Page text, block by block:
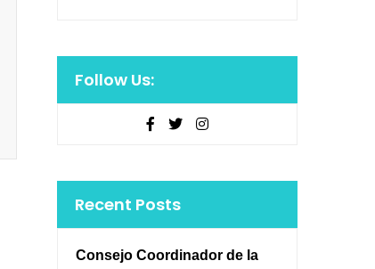
Follow Us:
Recent Posts
Consejo Coordinador de la